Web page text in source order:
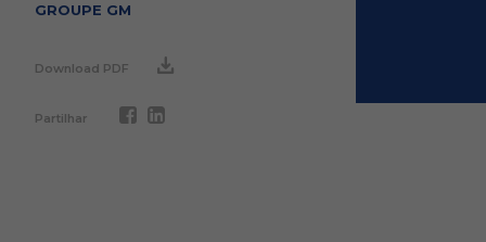
GROUPE GM
Download PDF
Partilhar